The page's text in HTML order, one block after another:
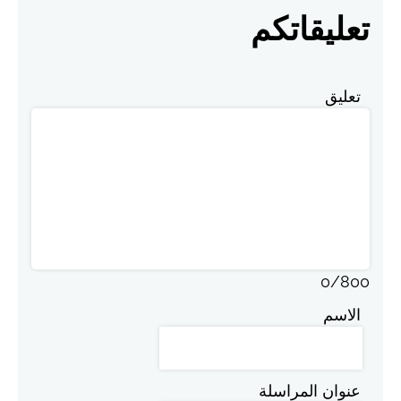
تعليقاتكم
تعليق
0/800
الاسم
عنوان المراسلة